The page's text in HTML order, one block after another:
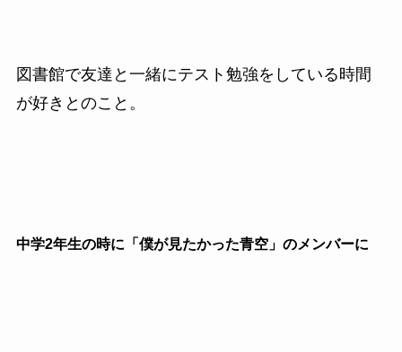
図書館で友達と一緒にテスト勉強をしている時間
が好きとのこと。
中学2年生の時に「僕が見たかった青空」のメンバーに